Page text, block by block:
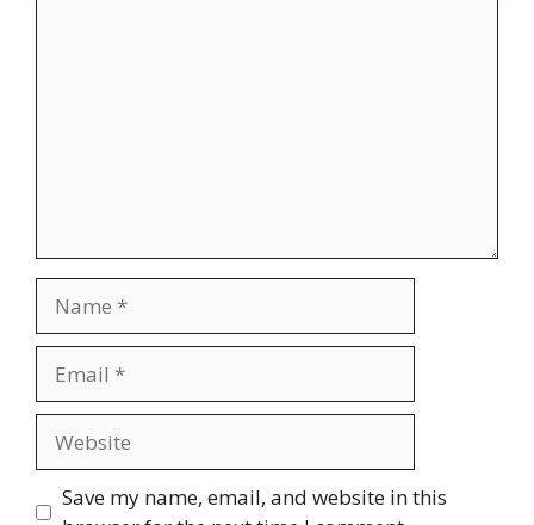
Save my name, email, and website in this